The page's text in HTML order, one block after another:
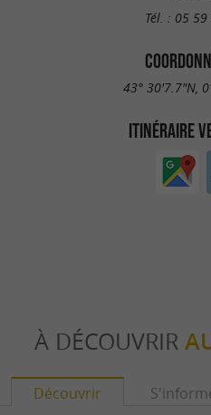
Tél. : 05 59
43° 30'7.7"N,
ITINÉRAIRE
À DÉCOUVRIR
Découvrir